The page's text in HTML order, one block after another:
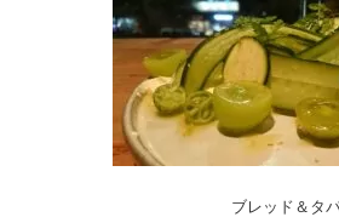
ブレッド＆タ